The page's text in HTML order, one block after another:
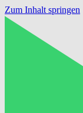
Zum Inhalt springen